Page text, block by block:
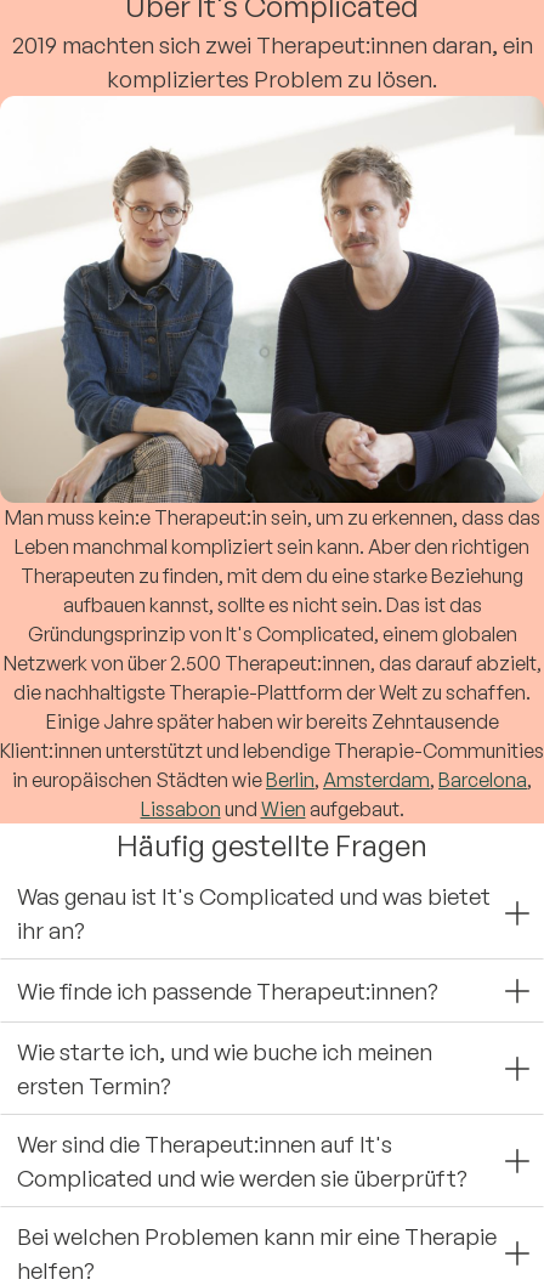
2019 machten sich zwei Therapeut:innen daran, ein
kompliziertes Problem zu lösen.
Man muss kein:e Therapeut:in sein, um zu erkennen, dass das
Leben manchmal kompliziert sein kann. Aber den richtigen
Therapeuten zu finden, mit dem du eine starke Beziehung
aufbauen kannst, sollte es nicht sein. Das ist das
Gründungsprinzip von It's Complicated, einem globalen
Netzwerk von über 2.500 Therapeut:innen, das darauf abzielt,
die nachhaltigste Therapie-Plattform der Welt zu schaffen.
Einige Jahre später haben wir bereits Zehntausende
Klient:innen unterstützt und lebendige Therapie-Communities
in europäischen Städten wieBerlin, Amsterdam, Barcelona,
Lissabon und Wien aufgebaut.
Häufig gestellte Fragen
Was genau ist It's Complicated und was bietet
ihr an?
Wie finde ich passende Therapeut:innen?
Wie starte ich, und wie buche ich meinen
ersten Termin?
Wer sind die Therapeut:innen auf It's
Complicated und wie werden sie überprüft?
Bei welchen Problemen kann mir eine Therapie
helfen?